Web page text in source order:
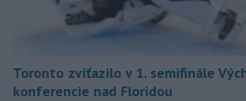
Toronto zvíťazilo v 1. semifinále
konferencie nad Floridou